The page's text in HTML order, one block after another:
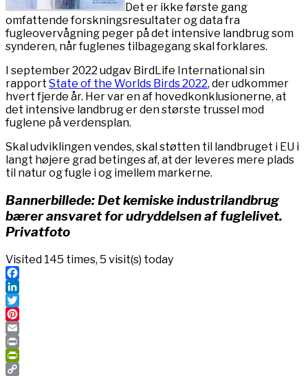
Det er ikke første gang
omfattende forskningsresultater og data fra
fugleovervågning peger på det intensive landbrug som
synderen, når fuglenes tilbagegang skal forklares.
I september 2022 udgav BirdLife International sin
rapport State of the Worlds Birds 2022, der udkommer
hvert fjerde år. Her var en af hovedkonklusionerne, at
det intensive landbrug er den største trussel mod
fuglene på verdensplan.
Skal udviklingen vendes, skal støtten til landbruget i EU i
langt højere grad betinges af, at der leveres mere plads
til natur og fugle i og imellem markerne.
Bannerbillede: Det kemiske industrilandbrug
bærer ansvaret for udryddelsen af fuglelivet.
Privatfoto
Visited 145 times, 5 visit(s) today
Facebook
LinkedIn
Twitter
Pinterest
Email
Print
PrintFriendly